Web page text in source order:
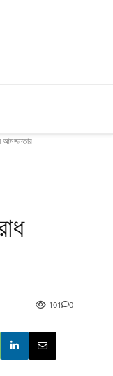
আমজনতার
101
0